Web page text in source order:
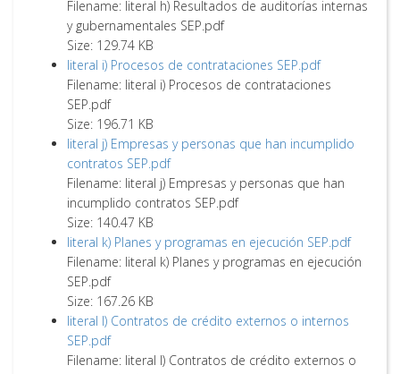
Filename: literal h) Resultados de auditorías internas
y gubernamentales SEP.pdf
Size: 129.74 KB
literal i) Procesos de contrataciones SEP.pdf
Filename: literal i) Procesos de contrataciones
SEP.pdf
Size: 196.71 KB
literal j) Empresas y personas que han incumplido
contratos SEP.pdf
Filename: literal j) Empresas y personas que han
incumplido contratos SEP.pdf
Size: 140.47 KB
literal k) Planes y programas en ejecución SEP.pdf
Filename: literal k) Planes y programas en ejecución
SEP.pdf
Size: 167.26 KB
literal l) Contratos de crédito externos o internos
SEP.pdf
Filename: literal l) Contratos de crédito externos o